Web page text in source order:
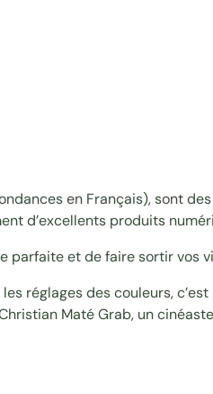
en Français), sont
d’excellents produits
et de faire sortir vos
réglages des couleurs,
Maté Grab, un